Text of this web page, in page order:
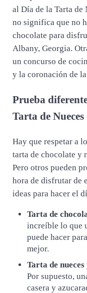
al Día de la Tarta de
no significa que no
chocolate para
Albany, Georgia.
un concurso de
y la coronación de
Prueba
Tarta de
Hay que respetar a
tarta de chocolate y
Pero otros pueden
hora de disfrutar de
ideas para hacer el
Tarta de
increíble lo que
puede hacer
mejor.
Tarta de
Por supuesto,
casera y